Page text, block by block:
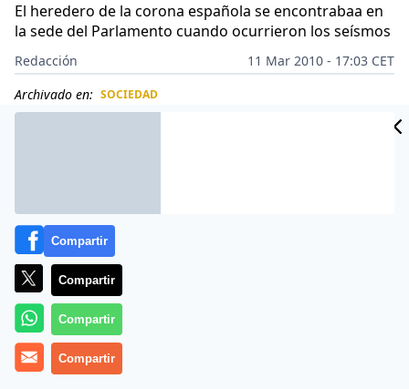
El heredero de la corona española se encontrabaa en
la sede del Parlamento cuando ocurrieron los seísmos
Redacción
11 Mar 2010 - 17:03 CET
Archivado en: SOCIEDAD
Compartir
Compartir
Compartir
Compartir